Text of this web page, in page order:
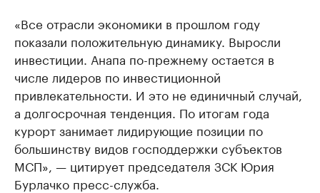
«Все отрасли экономики в прошлом году
показали положительную динамику. Выросли
инвестиции. Анапа по-прежнему остается в
числе лидеров по инвестиционной
привлекательности. И это не единичный случай,
а долгосрочная тенденция. По итогам года
курорт занимает лидирующие позиции по
большинству видов господдержки субъектов
МСП», — цитирует председателя ЗСК Юрия
Бурлачко пресс-служба.